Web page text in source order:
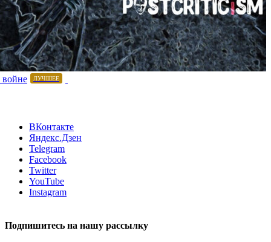
ЛУЧШЕЕ
ВКонтакте
Яндекс.Дзен
Telegram
Facebook
Twitter
YouTube
Instagram
Подпишитесь на нашу рассылку